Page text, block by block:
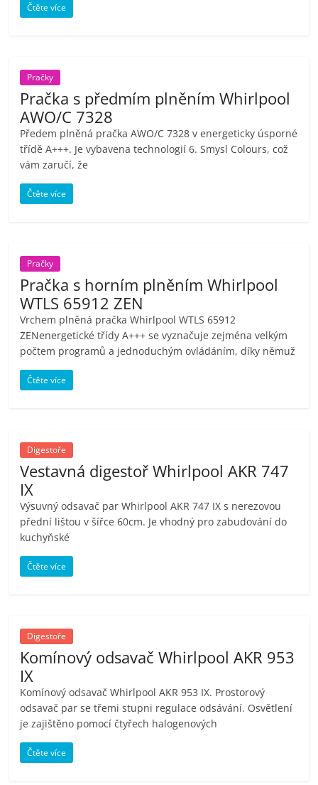
Čtěte více
Pračky
Pračka s předmím plněním Whirlpool
AWO/C 7328
Předem plněná pračka AWO/C 7328 v energeticky úsporné
třídě A+++. Je vybavena technologií 6. Smysl Colours, což
vám zaručí, že
Čtěte více
Pračky
Pračka s horním plněním Whirlpool
WTLS 65912 ZEN
Vrchem plněná pračka Whirlpool WTLS 65912
ZENenergetické třídy A+++ se vyznačuje zejména velkým
počtem programů a jednoduchým ovládáním, díky němuž
Čtěte více
Digestoře
Vestavná digestoř Whirlpool AKR 747
IX
Výsuvný odsavač par Whirlpool AKR 747 IX s nerezovou
přední lištou v šířce 60cm. Je vhodný pro zabudování do
kuchyňské
Čtěte více
Digestoře
Komínový odsavač Whirlpool AKR 953
IX
Komínový odsavač Whirlpool AKR 953 IX. Prostorový
odsavač par se třemi stupni regulace odsávání. Osvětlení
je zajištěno pomocí čtyřech halogenových
Čtěte více